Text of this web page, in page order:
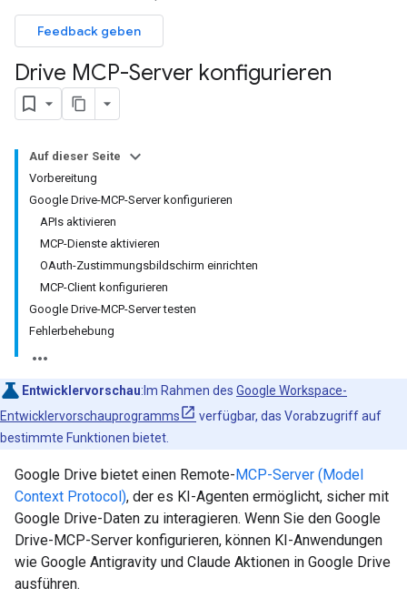
Feedback geben
Drive MCP-Server konfigurieren
Auf dieser Seite
Vorbereitung
Google Drive-MCP-Server konfigurieren
APIs aktivieren
MCP-Dienste aktivieren
OAuth-Zustimmungsbildschirm einrichten
MCP-Client konfigurieren
Google Drive-MCP-Server testen
Fehlerbehebung
Entwicklervorschau:Im Rahmen des Google Workspace-
Entwicklervorschauprogramms
verfügbar, das Vorabzugriff auf
bestimmte Funktionen bietet.
Google Drive bietet einen Remote-MCP-Server (Model
Context Protocol), der es KI-Agenten ermöglicht, sicher mit
Google Drive-Daten zu interagieren. Wenn Sie den Google
Drive-MCP-Server konfigurieren, können KI-Anwendungen
wie Google Antigravity und Claude Aktionen in Google Drive
ausführen.